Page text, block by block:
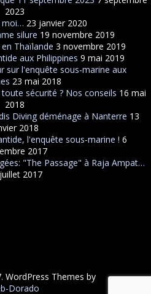
2023
moi… 23 janvier 2020
silure 19 novembre 2019
Thaïlande 3 novembre 2019
aux Philippines 9 mai 2019
sur l'enquête sous-marine aux
23 mai 2018
sécurité ? Nos conseils 16 mai
2018
Diving déménage à Nanterre 13
2018
l'enquête sous-marine ! 6
2017
"The Passage" à Raja Ampat…
2017
WordPress Themes by
Dorado